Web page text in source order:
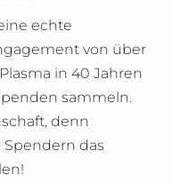
echte
von über
in 40 Jahren
sammeln.
denn
das